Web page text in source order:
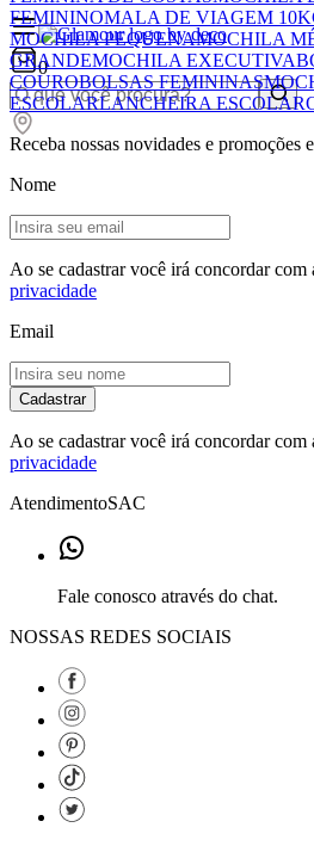
0
FEMININOMALA DE VIAGEM
MOCHILA PEQUENAMOCHILA
GRANDEMOCHILA EXECUTIVA
COUROBOLSAS FEMININAS
ESCOLARLANCHEIRA ESCOLAR
Receba nossas novidades e promoções
Nome
Ao se cadastrar você irá concordar com
privacidade
Email
Cadastrar
Ao se cadastrar você irá concordar com
privacidade
AtendimentoSAC
Fale conosco através do chat.
NOSSAS REDES SOCIAIS